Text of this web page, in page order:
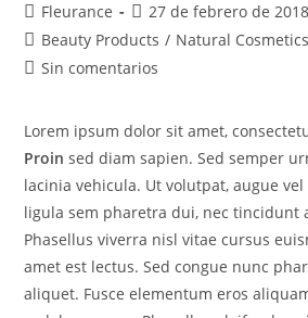
Fleurance
27 de febrero de 2018
Beauty Products / Natural Cosmetics
Sin comentarios
Lorem ipsum dolor sit amet,
Proin sed diam sapien. Sed semper
lacinia vehicula. Ut volutpat, augue
ligula sem pharetra dui, nec tincidunt
Phasellus viverra nisl vitae cursus
amet est lectus. Sed congue nunc
aliquet. Fusce elementum eros